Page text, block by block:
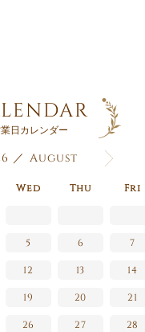
日カレンダー
／ August
Wed Thu Fri
5 6 7
12 13 14
19 20 21
26 27 28